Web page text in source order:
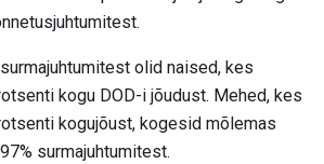
olid naised, kes
kogu DOD-i jõudust. Mehed, kes
kogujõust, kogesid mõlemas
surmajuhtumitest.